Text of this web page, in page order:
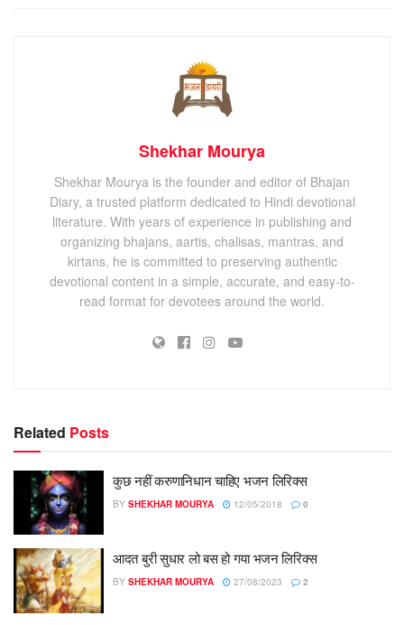
Shekhar Mourya
Shekhar Mourya is the founder and editor of Bhajan
Diary, a trusted platform dedicated to Hindi devotional
literature. With years of experience in publishing and
organizing bhajans, aartis, chalisas, mantras, and
kirtans, he is committed to preserving authentic
devotional content in a simple, accurate, and easy-to-
read format for devotees around the world.
Related Posts
कुछ नहीं करुणानिधान चाहिए भजन लिरिक्स
BY SHEKHAR MOURYA 12/05/2018 0
आदत बुरी सुधार लो बस हो गया भजन लिरिक्स
BY SHEKHAR MOURYA 27/08/2023 2